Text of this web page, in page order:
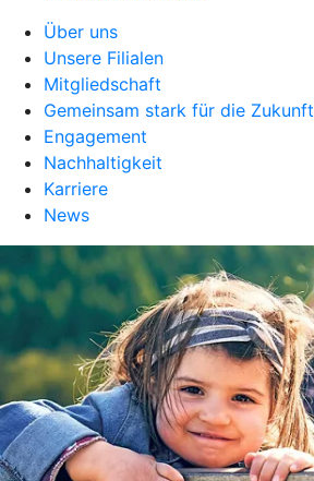
Über uns
Unsere Filialen
Mitgliedschaft
Gemeinsam stark für die Zukunft
Engagement
Nachhaltigkeit
Karriere
News